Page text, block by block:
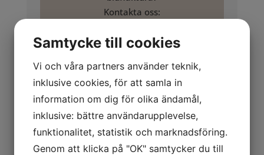
Kontakta oss:
info@forenadebolag.se
Allmänt om företaget
Karriärpartners
Platsannons / rekryteringstjänst
Rapporter om vilseledande försäljning
Tidigare varningslistad betalningsmottagare
Samtycke till cookies
Vi och våra partners använder teknik,
inklusive cookies, för att samla in
information om dig för olika ändamål,
inklusive: bättre användarupplevelse,
funktionalitet, statistik och marknadsföring.
Genom att klicka på "OK" samtycker du till